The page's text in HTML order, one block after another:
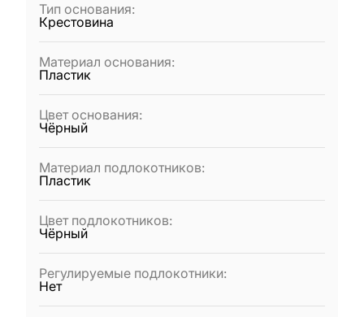
Тип основания:
Крестовина
Материал основания:
Пластик
Цвет основания:
Чёрный
Материал подлокотников:
Пластик
Цвет подлокотников:
Чёрный
Регулируемые подлокотники:
Нет